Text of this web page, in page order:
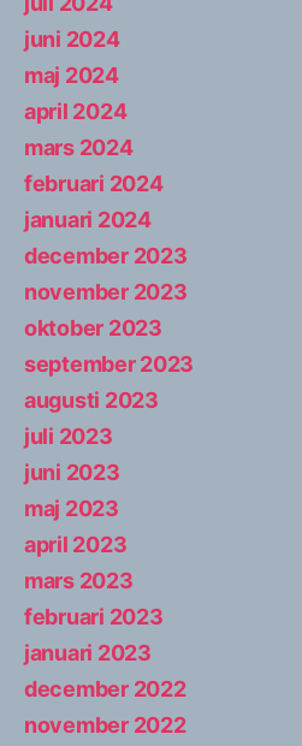
juni 2024
maj 2024
april 2024
mars 2024
februari 2024
januari 2024
december 2023
november 2023
oktober 2023
september 2023
augusti 2023
juli 2023
juni 2023
maj 2023
april 2023
mars 2023
februari 2023
januari 2023
december 2022
november 2022